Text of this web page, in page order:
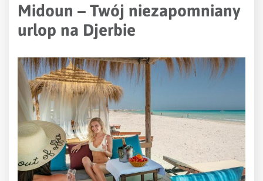
Midoun – Twój niezapomniany
urlop na Djerbie